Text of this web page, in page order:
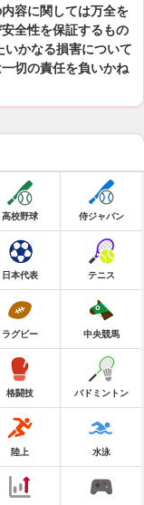
容に関しては万全を
全性を保証するもの
かなる損害について
切の責任を負いかね
高校野球 侍ジャパン
日本代表 テニス
ラグビー 中央競馬
格闘技 バドミントン
陸上 水泳